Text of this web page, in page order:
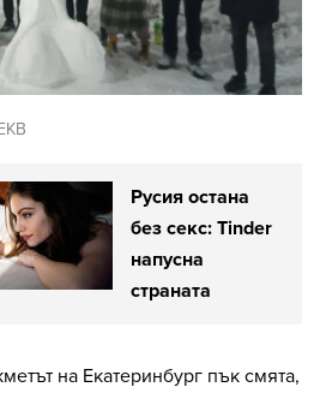
Русия остана
без секс: Tinder
напусна
страната
на Екатеринбург пък смята,